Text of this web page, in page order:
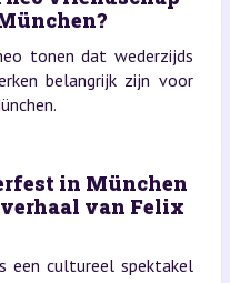
tonen dat wederzijds
belangrijk zijn voor
in München
van Felix
een cultureel spektakel